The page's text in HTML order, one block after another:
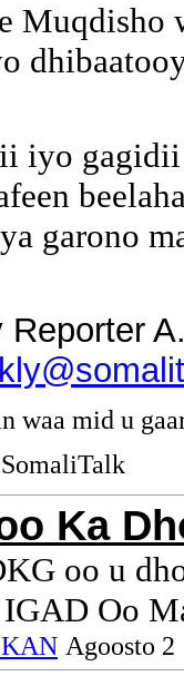
iyo
garono
Reporter
waa mid u
Ka
oo u
Oo
Agoosto 2